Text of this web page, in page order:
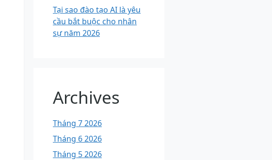
Tại sao đào tạo AI là yêu
cầu bắt buộc cho nhân
sự năm 2026
Archives
Tháng 7 2026
Tháng 6 2026
Tháng 5 2026